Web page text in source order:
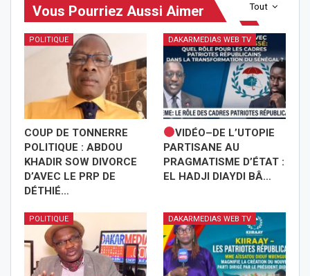
Tout
Vous Pourriez Aussi Aimer
POLITIQUE
COUP DE TONNERRE
POLITIQUE : ABDOU
KHADIR SOW DIVORCE
D’AVEC LE PRP DE
DÉTHIÉ…
DAKARMEDIAS WEB TV
VIDÉO–DE L’UTOPIE
PARTISANE AU
PRAGMATISME D’ÉTAT :
EL HADJI DIAYDI BÂ…
POLITIQUE DAKARMEDIAS WEB TV